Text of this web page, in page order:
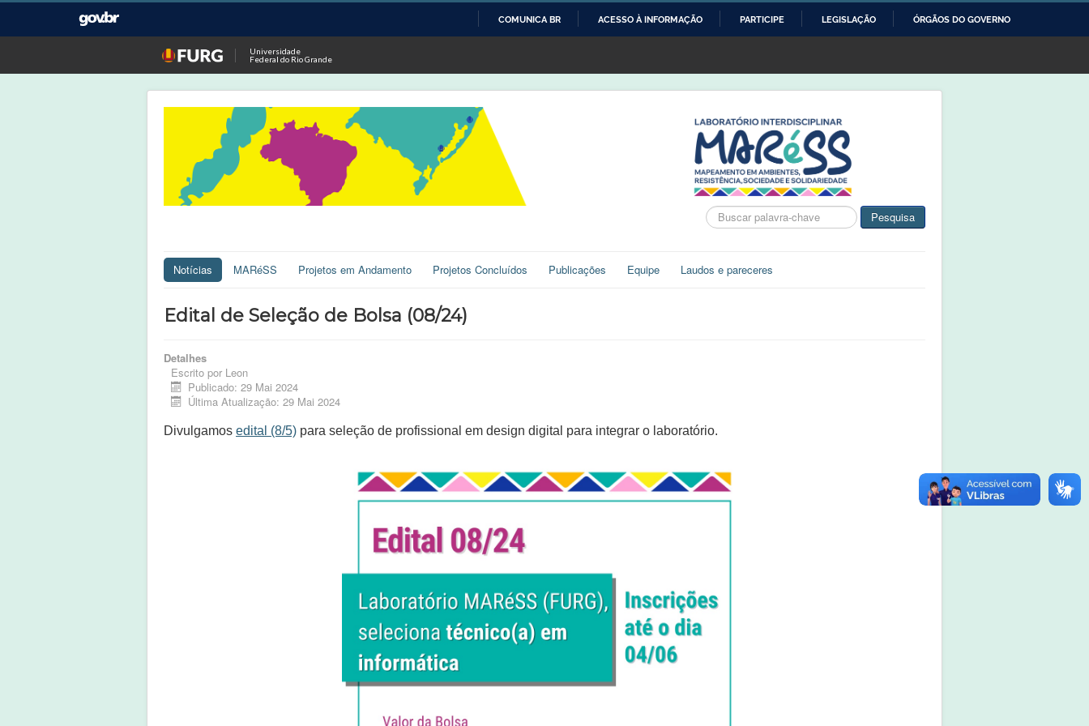
O
CONTEÚDO
COMUNICA BR ACESSO À INFORMAÇÃO PARTICIPE LEGISLAÇÃO ÓRGÃOS DO GOVERNO
Universidade
Federal do Rio Grande
Busca Pesquisa
Notícias MARéSS Projetos em Andamento Projetos Concluídos Publicações Equipe Laudos e pareceres
Edital de Seleção de Bolsa (08/24)
Detalhes
Escrito por Leon
Publicado: 29 Mai 2024
Última Atualização: 29 Mai 2024
Divulgamos edital (8/5) para seleção de profissional em design digital para integrar o laboratório.